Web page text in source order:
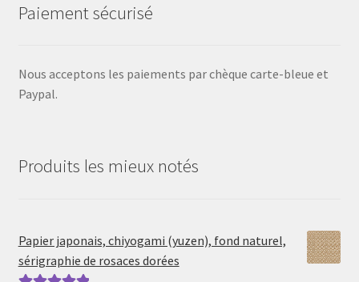
Paiement sécurisé
Nous acceptons les paiements par chèque carte-bleue et
Paypal.
Produits les mieux notés
Papier japonais, chiyogami (yuzen), fond naturel,
sérigraphie de rosaces dorées